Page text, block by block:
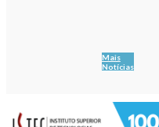
Mais
Notícias